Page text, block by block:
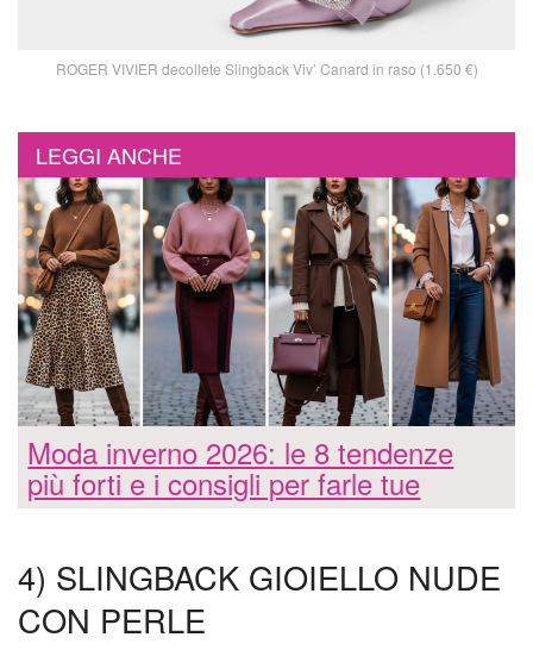
ROGER VIVIER decollete Slingback Viv’ Canard in raso (1.650 €)
LEGGI ANCHE
Moda inverno 2026: le 8 tendenze
più forti e i consigli per farle tue
4) SLINGBACK GIOIELLO NUDE
CON PERLE